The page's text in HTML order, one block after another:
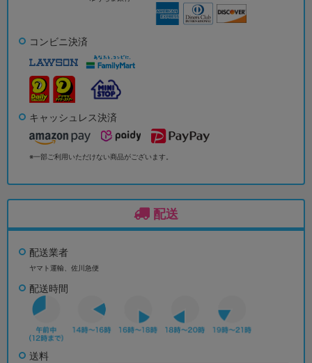
コンビニ決済
キャッシュレス決済
※一部ご利用いただけない商品がございます。
配送
配送業者
ヤマト運輸、佐川急便
配送時間
送料